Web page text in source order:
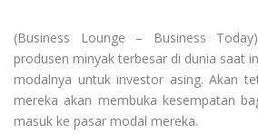
(Business Lounge – Business
produsen minyak terbesar di dunia saat
modalnya untuk investor asing. Akan
mereka akan membuka kesempatan
masuk ke pasar modal mereka.